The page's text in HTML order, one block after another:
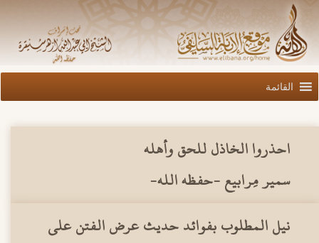
القائمة
احذروا الخاذل للحق وأهله
سمير مِرابيع -حفظه الله-
نيل المطلوب بفوائد حديث عرض الفتن على